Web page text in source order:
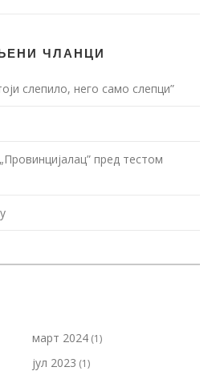
ЧЛАНЦИ
слепило, него само слепци”
пред тестом
март 2024 (1)
јул 2023 (1)